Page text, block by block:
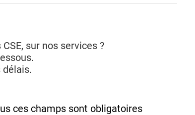
sur nos services ?
délais.
ces champs sont obligatoires